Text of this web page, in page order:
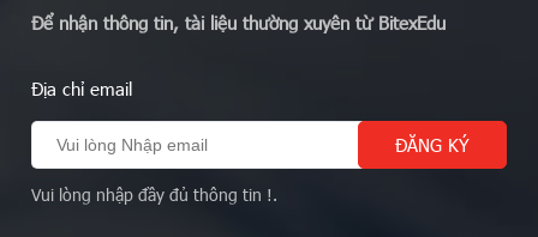
Để nhận thông tin, tài liệu thường xuyên từ BitexEdu
Địa chỉ email
Vui lòng nhập đầy đủ thông tin !.